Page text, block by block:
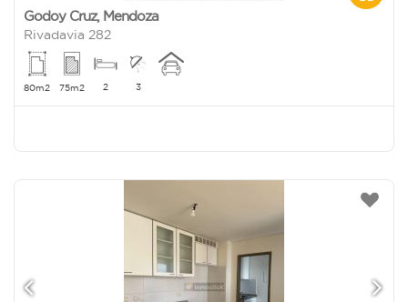
Godoy Cruz, Mendoza
Rivadavia 282
80m2 75m2 2 3